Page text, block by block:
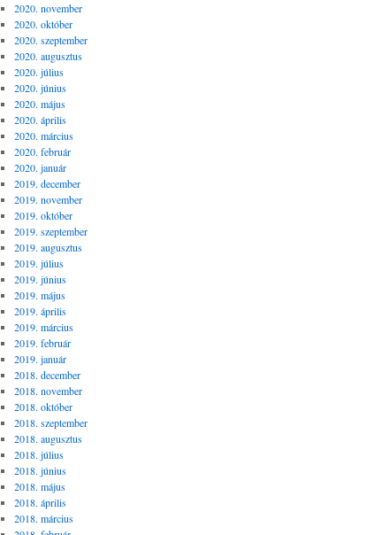
2020. november
2020. október
2020. szeptember
2020. augusztus
2020. július
2020. június
2020. május
2020. április
2020. március
2020. február
2020. január
2019. december
2019. november
2019. október
2019. szeptember
2019. augusztus
2019. július
2019. június
2019. május
2019. április
2019. március
2019. február
2019. január
2018. december
2018. november
2018. október
2018. szeptember
2018. augusztus
2018. július
2018. június
2018. május
2018. április
2018. március